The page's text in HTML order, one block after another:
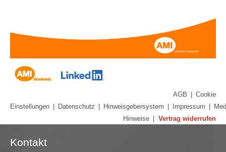
AGB
Cookie
Einstellungen
Datenschutz Hinweisgebersystem Impressum
Hinweise
Vertrag widerrufen
Kontakt